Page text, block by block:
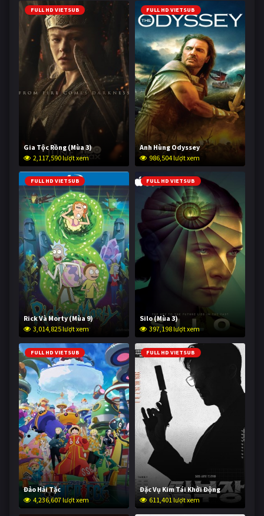
FULL HD VIETSUB
Gia Tộc Rồng (Mùa 3)
2,117,590 lượt xem
FULL HD VIETSUB
Anh Hùng Odyssey
986,504 lượt xem
FULL HD VIETSUB
Rick Và Morty (Mùa 9)
3,014,825 lượt xem
FULL HD VIETSUB
Silo (Mùa 3)
397,198 lượt xem
FULL HD VIETSUB
Đảo Hải Tặc
4,236,607 lượt xem
FULL HD VIETSUB
Đặc Vụ Kim Tái Khởi Động
611,401 lượt xem